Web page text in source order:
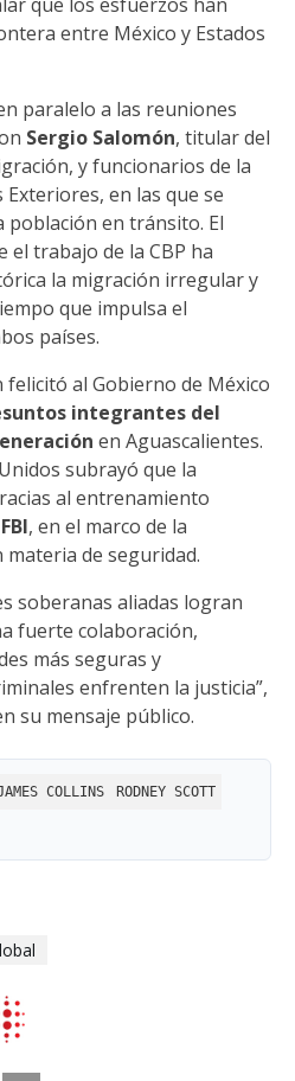
entre México y Estados
paralelo a las reuniones
Sergio Salomón, titular del
y funcionarios de la
Exteriores, en las que se
población en tránsito. El
trabajo de la CBP ha
la migración irregular y
que impulsa el
países.
al Gobierno de México
integrantes del
en Aguascalientes.
subrayó que la
al entrenamiento
FBI, en el marco de la
de seguridad.
soberanas aliadas logran
fuerte colaboración,
más seguras y
enfrenten la justicia”,
su mensaje público.
COLLINS RODNEY SCOTT